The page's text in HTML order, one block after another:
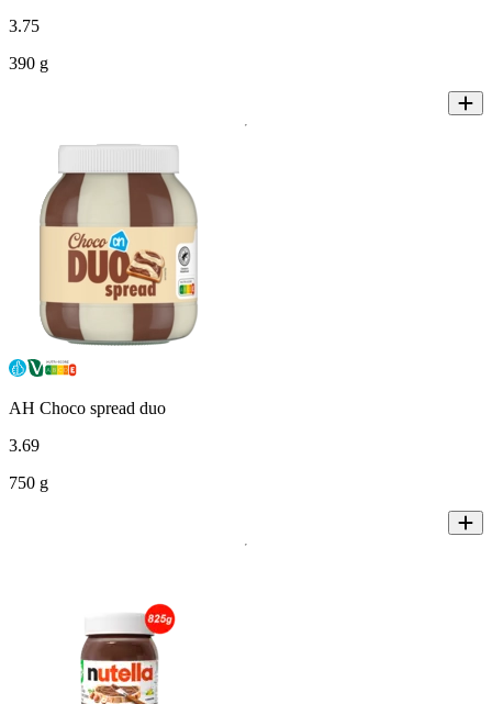
3.75
390 g
AH Choco spread duo
3.69
750 g